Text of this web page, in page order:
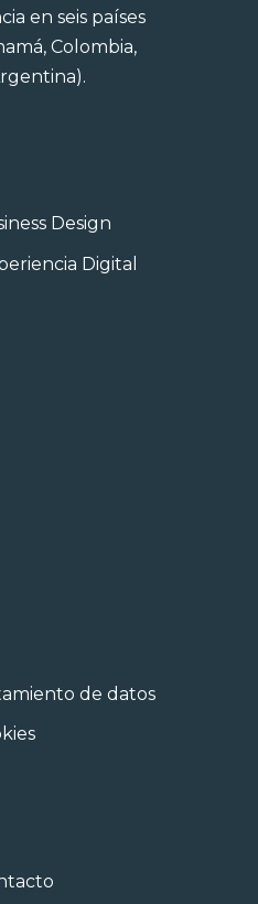
en seis países
Colombia,
Design
Digital
de datos